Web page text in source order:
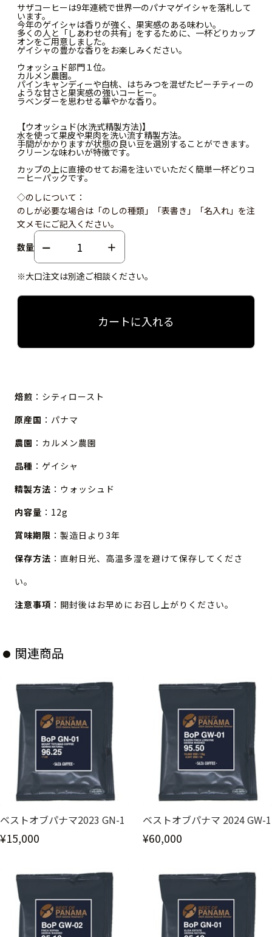
サザコーヒーは9年連続で世界一のパナマゲイシャを落札して
います。
今年のゲイシャは香りが強く、果実感のある味わい。
多くの人と「しあわせの共有」をするために、一杯どりカップ
オンをご用意しました。
ゲイシャの豊かな香りをお楽しみください。
ウォッシュド部門１位。
カルメン農園。
パインキャンディーや白桃、はちみつを混ぜたピーチティーの
ような甘さと果実感の強いコーヒー。
ラベンダーを思わせる華やかな香り。
【ウオッシュド(水洗式精製方法)】
水を使って果皮や果肉を洗い流す精製方法。
手間がかかりますが状態の良い豆を選別することができます。
クリーンな味わいが特徴です。
カップの上に直接のせてお湯を注いでいただく簡単一杯どりコ
ーヒーパックです。
◇のしについて：
のしが必要な場合は「のしの種類」「表書き」「名入れ」を注
文メモにご記入ください。
数量
※大口注文は別途ご相談ください。
カートに入れる
焙煎 ：シティロースト
原産国 ：パナマ
農園 ：カルメン農園
品種 ：ゲイシャ
精製方法 ：ウォッシュド
内容量 ：12g
賞味期限 ：製造日より3年
保存方法 ：直射日光、高温多湿を避けて保存してくださ
い。
注意事項 ：開封後はお早めにお召し上がりください。
関連商品
ベストオブパナマ2023 GN-1
¥15,000
ベストオブパナマ 2024 GW-1
¥60,000